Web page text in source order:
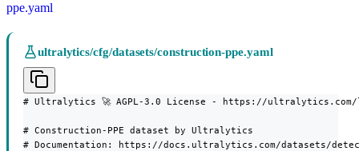
ppe.yaml
ultralytics/cfg/datasets/construction-ppe.yaml
# Ultralytics 🚀 AGPL-3.0 License - https://ultralytics.com/
# Construction-PPE dataset by Ultralytics
# Documentation: https://docs.ultralytics.com/datasets/